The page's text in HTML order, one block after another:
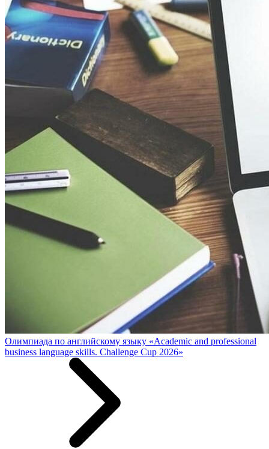
Олимпиада по английскому языку «Academic and professional
business language skills. Challenge Cup 2026»